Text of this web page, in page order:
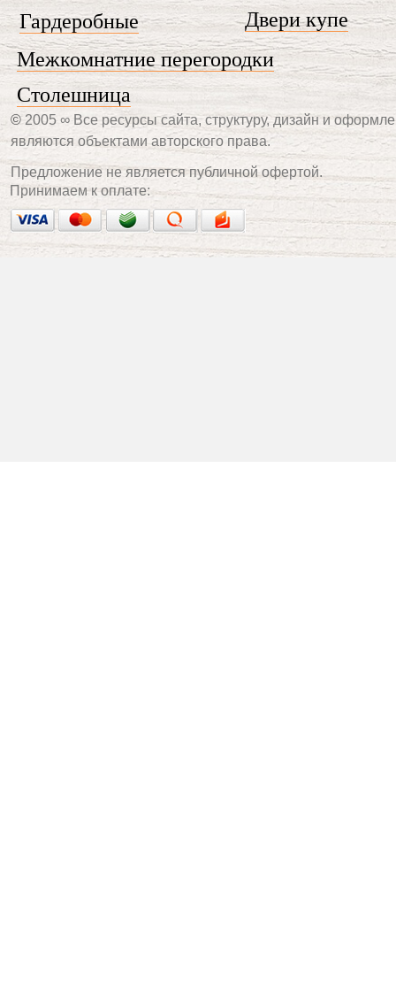
Принимаем к оплате:
Предложение не является публичной офертой.
Двери купе
Гардеробные
© 2005 ∞ Все ресурсы сайта, структуру, дизайн и
являются объектами авторского права.
Межкомнатние перегородки
Столешница